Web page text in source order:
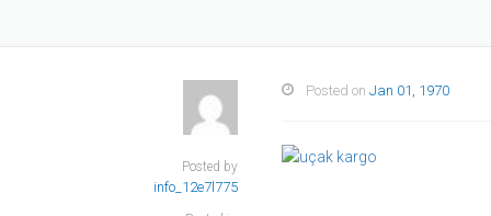
Posted by
info_12e7l775
Posted on Jan 01, 1970